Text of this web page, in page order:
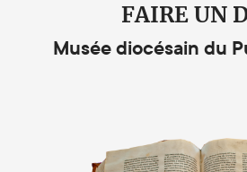
FAIRE UN
Musée diocésain du